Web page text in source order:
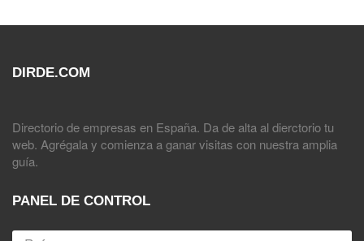
DIRDE.COM
Directorio de empresas en España. Da de alta al dierctorio tu
web. Agrégala y comienza a ganar visitas con nuestra amplia
guía.
PANEL DE CONTROL